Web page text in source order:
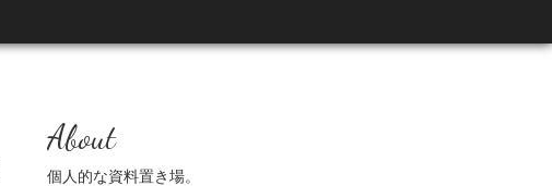
About
個人的な資料置き場。